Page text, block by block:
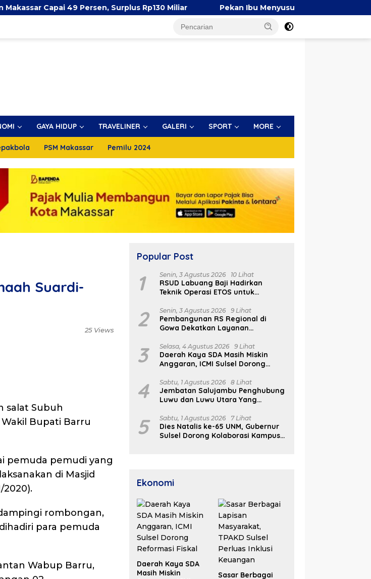
49 Persen, Surplus Rp130 Miliar Pekan Ibu Menyusui Dunia 2026, TP PKK Makassar
GAYA HIDUP TRAVELINER GALERI SPORT MORE
PSM Makassar Pemilu 2024
Suardi-
25 Views
salat Subuh
Bupati Barru
pemuda pemudi yang
di Masjid
rombongan,
para pemuda
Wabup Barru,
Popular Post
1 Senin, 3 Agustus 2026 10 Lihat
RSUD Labuang Baji Hadirkan
Teknik Operasi ETOS untuk
Indikasi Medis
2 Senin, 3 Agustus 2026 9 Lihat
Pembangunan RS Regional di
Gowa Dekatkan Layanan
3 Selasa, 4 Agustus 2026 9 Lihat
Daerah Kaya SDA Masih Miskin
Anggaran, ICMI Sulsel Dorong
4 Sabtu, 1 Agustus 2026 8 Lihat
Jembatan Salujambu Penghubung
Luwu dan Luwu Utara Yang
Difungsikan
5 Sabtu, 1 Agustus 2026 7 Lihat
Dies Natalis ke-65 UNM, Gubernur
Sulsel Dorong Kolaborasi Kampus
Ekonomi
Daerah Kaya SDA
Masih Miskin
Sasar Berbagai